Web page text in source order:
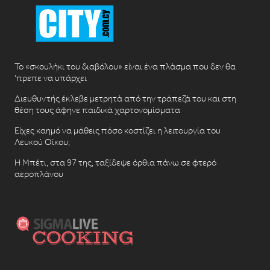
Το «σκουλήκι του διαβόλου» είναι ένα πλάσμα που δεν θα
‘πρεπε να υπάρχει
Διευθυντής έκλεβε μετρητά από την τράπεζά του και στη
θέση τους άφηνε παιδικά χαρτονομίσματα
Είχες καημό να μάθεις πόσο κοστίζει η λειτουργία του
Λευκού Οίκου;
Η Μπέτι, στα 97 της, ταξίδεψε όρθια πάνω σε φτερό
αεροπλάνου